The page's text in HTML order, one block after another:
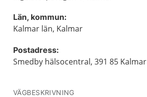
Län, kommun:
Kalmar län, Kalmar
Postadress:
Smedby hälsocentral, 391 85 Kalmar
VÄGBESKRIVNING